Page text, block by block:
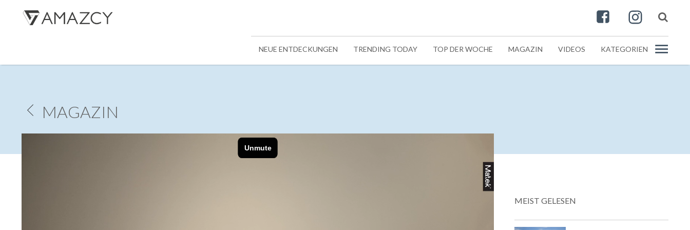
NEUE ENTDECKUNGEN TRENDING TODAY TOP DER WOCHE MAGAZIN VIDEOS KATEGORIEN
R MAGAZIN
MEIST GELESEN